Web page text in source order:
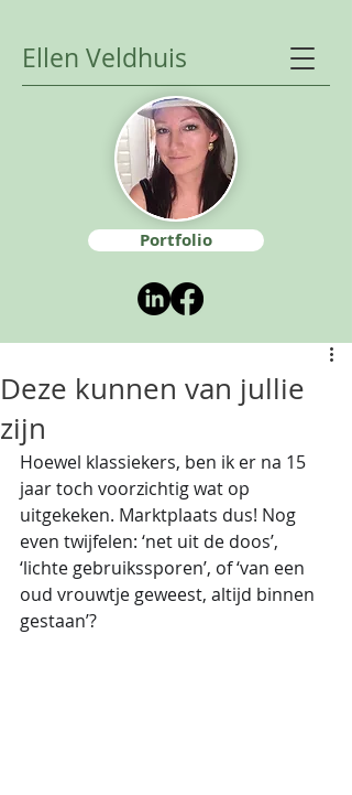
Ellen Veldhuis
Portfolio
Deze kunnen van jullie
zijn
Hoewel klassiekers, ben ik er na 15
jaar toch voorzichtig wat op
uitgekeken. Marktplaats dus! Nog
even twijfelen: ‘net uit de doos’,
‘lichte gebruikssporen’, of ‘van een
oud vrouwtje geweest, altijd binnen
gestaan’?